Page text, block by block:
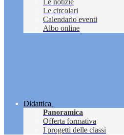
Le notizie
Le circolari
Calendario eventi
Albo online
Didattica
Panoramica
Offerta formativa
I progetti delle classi